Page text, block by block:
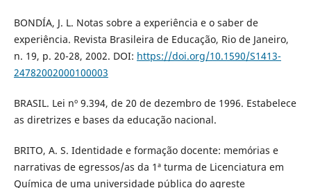
BONDÍA, J. L. Notas sobre a experiência e o saber de
experiência. Revista Brasileira de Educação, Rio de Janeiro,
n. 19, p. 20-28, 2002. DOI: https://doi.org/10.1590/S1413-
24782002000100003
BRASIL. Lei nº 9.394, de 20 de dezembro de 1996. Estabelece
as diretrizes e bases da educação nacional.
BRITO, A. S. Identidade e formação docente: memórias e
narrativas de egressos/as da 1ª turma de Licenciatura em
Química de uma universidade pública do agreste